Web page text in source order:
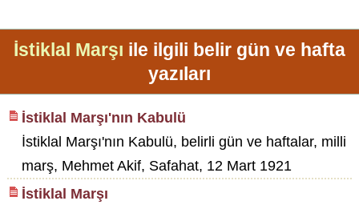
İstiklal Marşı ile ilgili belir gün ve hafta
yazıları
İstiklal Marşı'nın Kabulü
İstiklal Marşı'nın Kabulü, belirli gün ve haftalar, milli
marş, Mehmet Akif, Safahat, 12 Mart 1921
İstiklal Marşı